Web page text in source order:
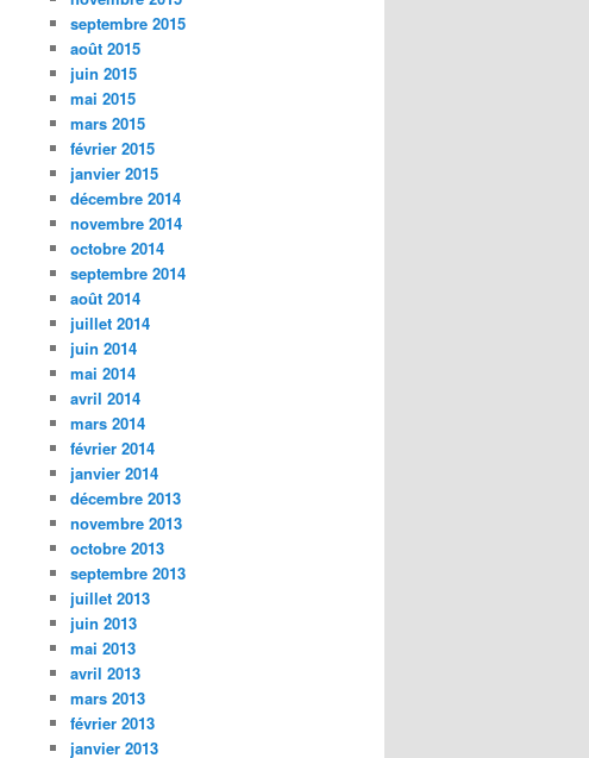
septembre 2015
août 2015
juin 2015
mai 2015
mars 2015
février 2015
janvier 2015
décembre 2014
novembre 2014
octobre 2014
septembre 2014
août 2014
juillet 2014
juin 2014
mai 2014
avril 2014
mars 2014
février 2014
janvier 2014
décembre 2013
novembre 2013
octobre 2013
septembre 2013
juillet 2013
juin 2013
mai 2013
avril 2013
mars 2013
février 2013
janvier 2013